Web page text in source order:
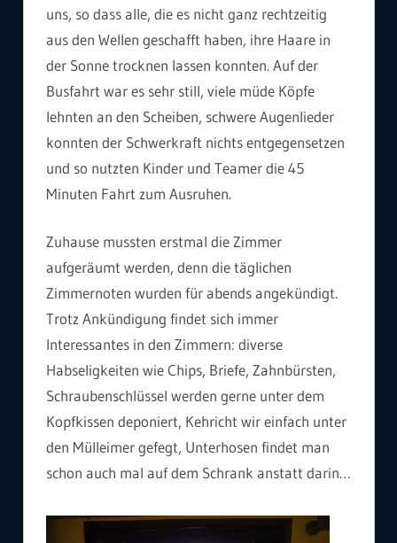
uns, so dass alle, die es nicht ganz rechtzeitig
aus den Wellen geschafft haben, ihre Haare in
der Sonne trocknen lassen konnten. Auf der
Busfahrt war es sehr still, viele müde Köpfe
lehnten an den Scheiben, schwere Augenlieder
konnten der Schwerkraft nichts entgegensetzen
und so nutzten Kinder und Teamer die 45
Minuten Fahrt zum Ausruhen.
Zuhause mussten erstmal die Zimmer
aufgeräumt werden, denn die täglichen
Zimmernoten wurden für abends angekündigt.
Trotz Ankündigung findet sich immer
Interessantes in den Zimmern: diverse
Habseligkeiten wie Chips, Briefe, Zahnbürsten,
Schraubenschlüssel werden gerne unter dem
Kopfkissen deponiert, Kehricht wir einfach unter
den Mülleimer gefegt, Unterhosen findet man
schon auch mal auf dem Schrank anstatt darin…